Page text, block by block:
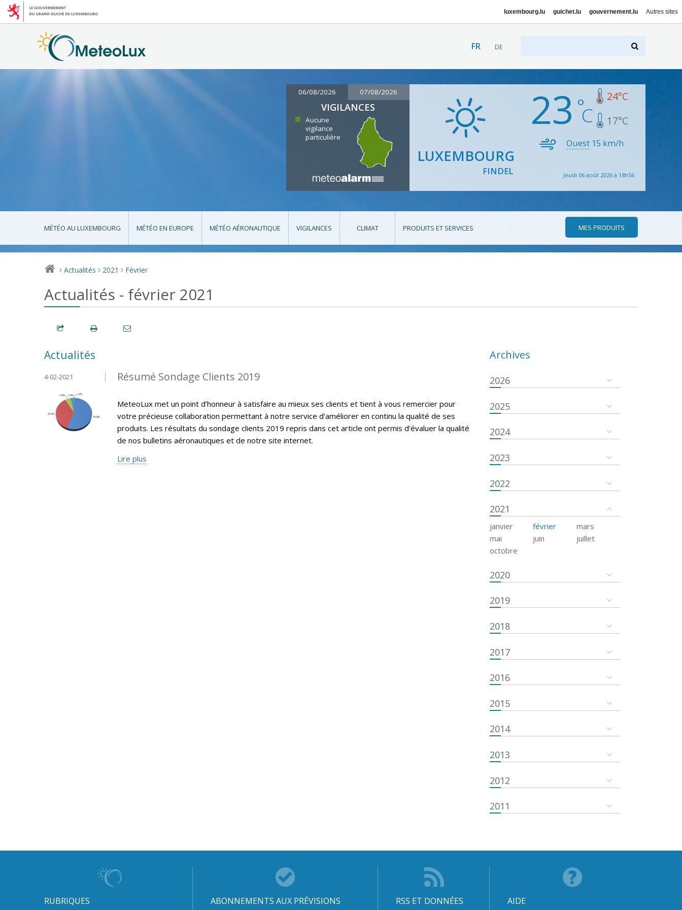
luxembourg.lu guichet.lu gouvernement.lu Autres sites
FR DE
06/08/2026 07/08/2026
VIGILANCES
Aucune
vigilance
particulière
LUXEMBOURG
FINDEL
23 24°C
17°C
Ouest 15 km/h
Jeudi 06 août 2026 à 18h56
MÉTÉO AU LUXEMBOURG MÉTÉO EN EUROPE MÉTÉO AÉRONAUTIQUE VIGILANCES CLIMAT PRODUITS ET SERVICES MES PRODUITS
> Actualités > 2021 > Février
Actualités - février 2021
Actualités
Résumé Sondage Clients 2019
4-02-2021
MeteoLux met un point d’honneur à satisfaire au mieux ses clients et tient à vous remercier pour
votre précieuse collaboration permettant à notre service d’améliorer en continu la qualité de ses
produits. Les résultats du sondage clients 2019 repris dans cet article ont permis d’évaluer la qualité
de nos bulletins aéronautiques et de notre site internet.
Lire plus
Archives
2026
2025
2024
2023
2022
2021
janvier février
mars
mai
juin
juillet
octobre
2020
2019
2018
2017
2016
2015
2014
2013
2012
2011
RUBRIQUES ABONNEMENTS AUX PRÉVISIONS RSS ET DONNÉES AIDE